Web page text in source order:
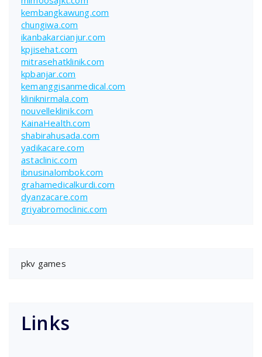
kembangkawung.com
chungiwa.com
ikanbakarcianjur.com
kpjisehat.com
mitrasehatklinik.com
kpbanjar.com
kemanggisanmedical.com
kliniknirmala.com
nouvelleklinik.com
KainaHealth.com
shabirahusada.com
yadikacare.com
astaclinic.com
ibnusinalombok.com
grahamedicalkurdi.com
dyanzacare.com
griyabromoclinic.com
pkv games
Links